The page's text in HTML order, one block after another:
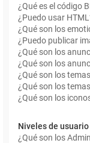
¿Qué es el código
¿Puedo usar
¿Qué son los
¿Puedo publicar
¿Qué son los
¿Qué son los
¿Qué son los
¿Qué son los
¿Qué son los
Niveles de
¿Qué son los